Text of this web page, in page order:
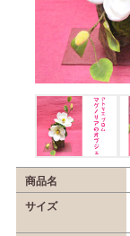
商品名
サイズ